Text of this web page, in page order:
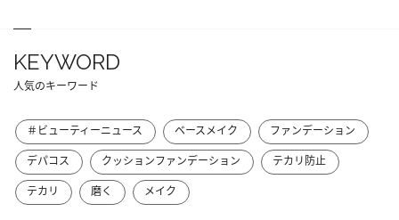
KEYWORD
人気のキーワード
＃ビューティーニュース ベースメイク
ファンデーション
デパコス
クッションファンデーション
テカリ防止
テカリ
磨く メイク